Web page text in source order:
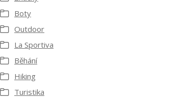
Boty
Outdoor
La Sportiva
Běhání
Hiking
Turistika